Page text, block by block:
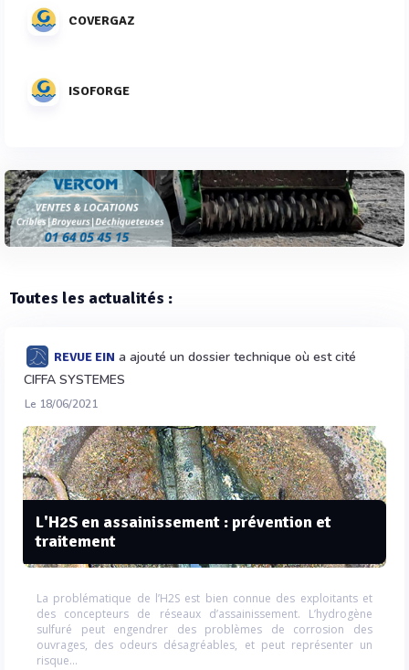
COVERGAZ
ISOFORGE
Toutes les actualités :
REVUE EIN a ajouté un dossier technique où est cité
CIFFA SYSTEMES
Le 18/06/2021
L'H2S en assainissement : prévention et
traitement
La problématique de l’H2S est bien connue des exploitants et
des concepteurs de réseaux d’assainissement. L’hydrogène
sulfuré peut engendrer des problèmes de corrosion des
ouvrages, des odeurs désagréables, et peut représenter un
risque...